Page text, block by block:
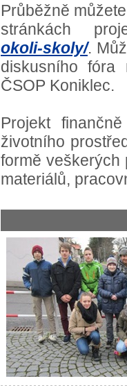
Průběžně
stránkách
okoli-skoly/.
diskusního fóra
ČSOP Koniklec.
Projekt
životního
formě veškerých
materiálů,